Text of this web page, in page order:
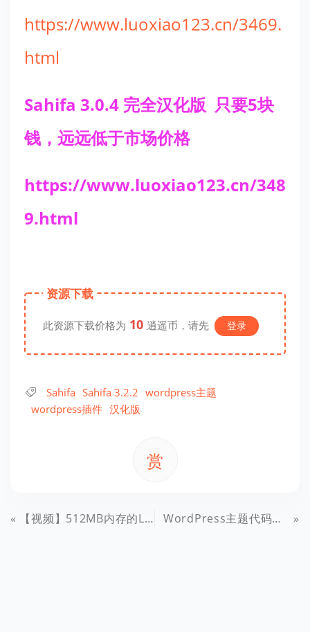
https://www.luoxiao123.cn/3469.
html
Sahifa 3.0.4 完全汉化版 只要5块
钱，远远低于市场价格
https://www.luoxiao123.cn/348
9.html
资源下载
此资源下载价格为 10 逍遥币，请先 登录
Sahifa Sahifa 3.2.2 wordpress主题
wordpress插件 汉化版
赏
【视频】512MB内存的Lumia620也能玩《神庙逃亡》，详细特别教程和体验视频 WordPress主题代码，更换登录注册页面logo图片链接及文字描述，非系统代码修改